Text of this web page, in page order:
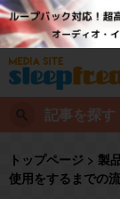
記事を探す
トップページ > 製
使用をするまでの